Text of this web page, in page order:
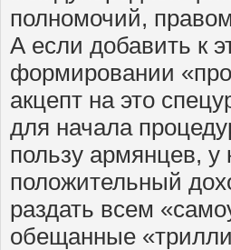
полномочий,
А если добавить к
формировании
акцепт на это
для начала
пользу армянцев, у
положительный
раздать всем
обещанные